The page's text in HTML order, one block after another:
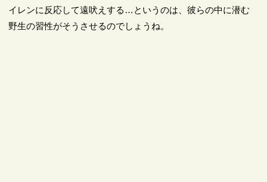
イレンに反応して遠吠えする…というのは、彼らの中に潜む
野生の習性がそうさせるのでしょうね。